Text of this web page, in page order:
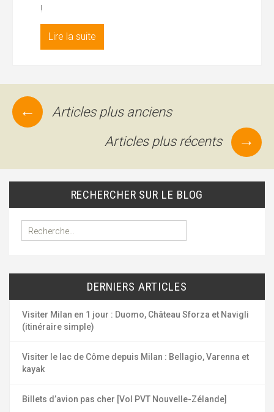
!
Lire la suite
Navigation
articles
←
Articles plus anciens
Articles plus récents
→
RECHERCHER SUR LE BLOG
e
e
c
h
e
:
DERNIERS ARTICLES
Visiter Milan en 1 jour : Duomo, Château Sforza et Navigli
(itinéraire simple)
Visiter le lac de Côme depuis Milan : Bellagio, Varenna et
kayak
Billets d’avion pas cher [Vol PVT Nouvelle-Zélande]